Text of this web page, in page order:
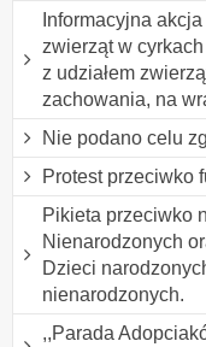
Informacyjna
zwierząt w
z udziałem
zachowania, na
Nie podano celu
Protest przeciwko
Pikieta przeciwko
Nienarodzonych
Dzieci
nienarodzonych.
,,Parada